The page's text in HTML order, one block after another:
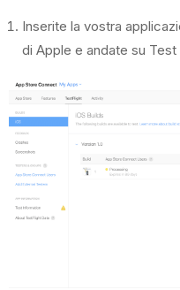
Inserite la vostra
di Apple e andate su Test